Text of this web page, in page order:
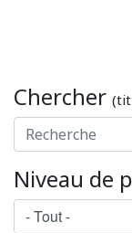
Chercher
Niveau de